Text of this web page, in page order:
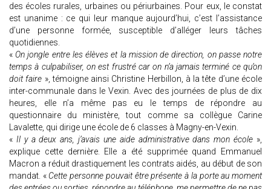
des écoles rurales, urbaines ou périurbaines. Pour eux, le constat
est unanime : ce qui leur manque aujourd’hui, c’est l’assistance
d’une personne formée, susceptible d’alléger leurs tâches
quotidiennes.
« On jongle entre les élèves et la mission de direction, on passe notre
temps à culpabiliser, on est frustré car on n’a jamais terminé ce qu’on
doit faire », témoigne ainsi Christine Herbillon, à la tête d’une école
inter-communale dans le Vexin. Avec des journées de plus de dix
heures, elle n’a même pas eu le temps de répondre au
questionnaire du ministère, tout comme sa collègue Carine
Lavalette, qui dirige une école de 6 classes à Magny-en-Vexin.
« Il y a deux ans, j’avais une aide administrative dans mon école »,
explique cette dernière. Elle a été supprimée quand Emmanuel
Macron a réduit drastiquement les contrats aidés, au début de son
mandat. « Cette personne pouvait être présente à la porte au moment